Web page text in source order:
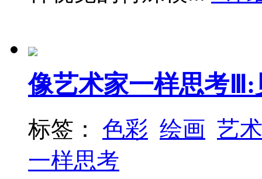
像艺术家一样思考Ⅲ:
标签： 色彩 绘画 艺术
一样思考